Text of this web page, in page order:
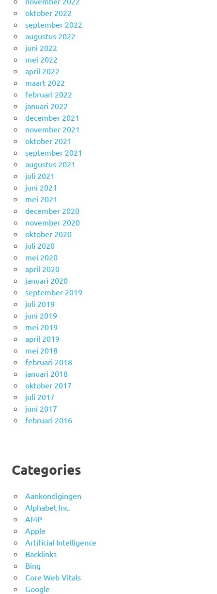
oktober 2022
september 2022
augustus 2022
juni 2022
mei 2022
april 2022
maart 2022
februari 2022
januari 2022
december 2021
november 2021
oktober 2021
september 2021
augustus 2021
juli 2021
juni 2021
mei 2021
december 2020
november 2020
oktober 2020
juli 2020
mei 2020
april 2020
januari 2020
september 2019
juli 2019
juni 2019
mei 2019
april 2019
mei 2018
februari 2018
januari 2018
oktober 2017
juli 2017
juni 2017
februari 2016
Categories
Aankondigingen
Alphabet Inc.
AMP
Apple
Artificial Intelligence
Backlinks
Bing
Core Web Vitals
Google